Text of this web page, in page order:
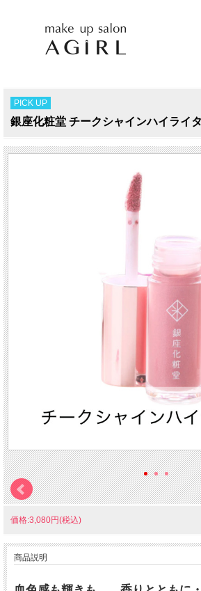
PICK UP
銀座化粧堂 チークシャインハイライ
価格:3,080円(税込)
商品説明